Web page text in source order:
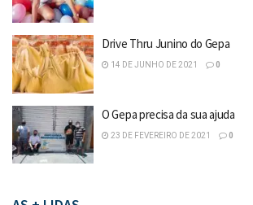
Drive Thru Junino do Gepa
14 DE JUNHO DE 2021 0
O Gepa precisa da sua ajuda
23 DE FEVEREIRO DE 2021 0